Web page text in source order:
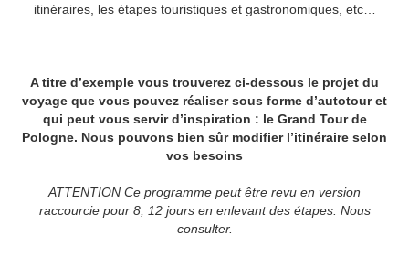
itinéraires, les étapes touristiques et gastronomiques, etc…
A titre d’exemple vous trouverez ci-dessous le projet du
voyage que vous pouvez réaliser sous forme d’autotour et
qui peut vous servir d’inspiration : le Grand Tour de
Pologne. Nous pouvons bien sûr modifier l’itinéraire selon
vos besoins
ATTENTION Ce programme peut être revu en version
raccourcie pour 8, 12 jours en enlevant des étapes. Nous
consulter.